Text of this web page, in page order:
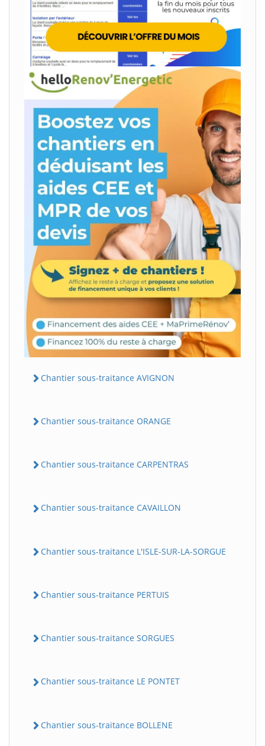
Chantier sous-traitance AVIGNON
Chantier sous-traitance ORANGE
Chantier sous-traitance CARPENTRAS
Chantier sous-traitance CAVAILLON
Chantier sous-traitance L'ISLE-SUR-LA-SORGUE
Chantier sous-traitance PERTUIS
Chantier sous-traitance SORGUES
Chantier sous-traitance LE PONTET
Chantier sous-traitance BOLLENE